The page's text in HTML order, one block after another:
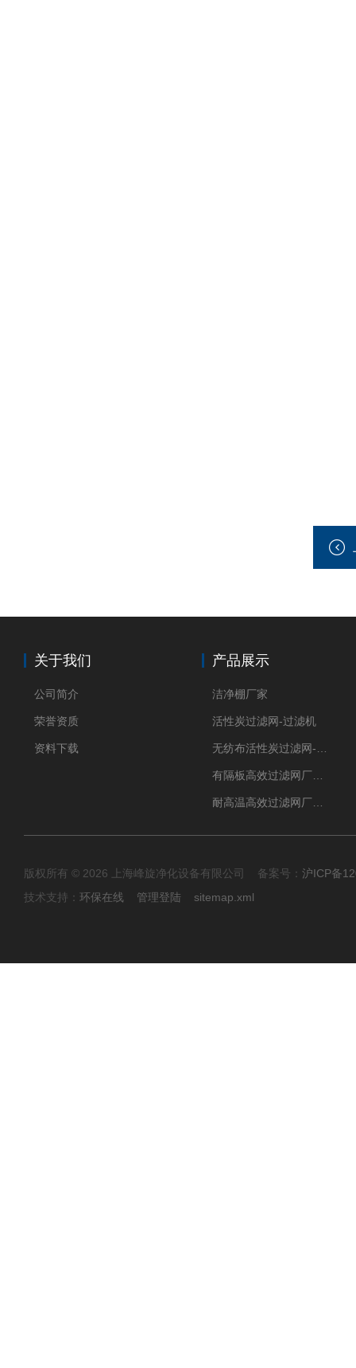
关于我们
公司简介
荣誉资质
资料下载
产品展示
洁净棚厂家
活性炭过滤网-过滤机
版权所有 © 2026 上海峰旋净化设备有限公司 备案号： 沪ICP备
技术支持： 环保在线 管理登陆 sitemap.xml